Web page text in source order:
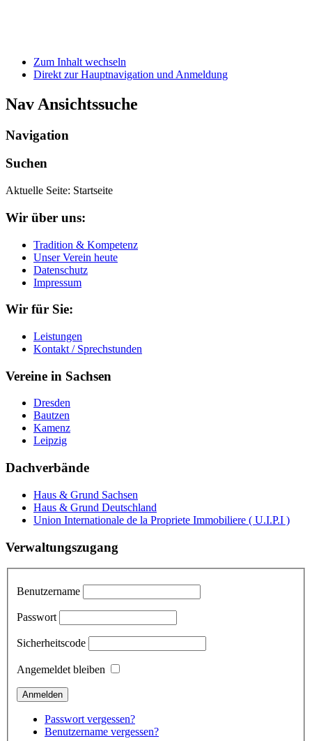
Zum Inhalt wechseln
Direkt zur Hauptnavigation und Anmeldung
Nav Ansichtssuche
Navigation
Suchen
Aktuelle Seite: Startseite
Wir über uns:
Tradition & Kompetenz
Unser Verein heute
Datenschutz
Impressum
Wir für Sie:
Leistungen
Kontakt / Sprechstunden
Vereine in Sachsen
Dresden
Bautzen
Kamenz
Leipzig
Dachverbände
Haus & Grund Sachsen
Haus & Grund Deutschland
Union Internationale de la Propriete Immobiliere ( U.I.P.I )
Verwaltungszugang
Benutzername
Passwort
Sicherheitscode
Angemeldet bleiben
Passwort vergessen?
Benutzername vergessen?